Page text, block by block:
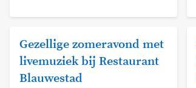
Gezellige zomeravond met
livemuziek bij Restaurant
Blauwestad